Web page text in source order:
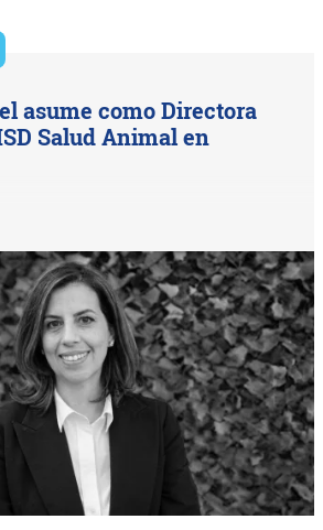
asume como Directora
Salud Animal en